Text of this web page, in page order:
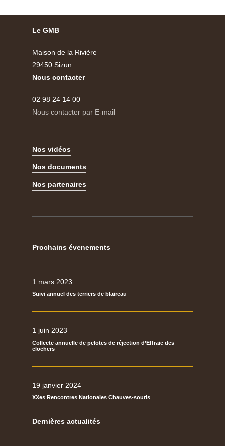
Le GMB
Maison de la Rivière
29450 Sizun
Nous contacter
02 98 24 14 00
Nous contacter par E-mail
Nos vidéos
Nos documents
Nos partenaires
Prochains évenements
1 mars 2023
Suivi annuel des terriers de blaireau
1 juin 2023
Collecte annuelle de pelotes de réjection d’Effraie des
clochers
19 janvier 2024
XXes Rencontres Nationales Chauves-souris
Dernières actualités